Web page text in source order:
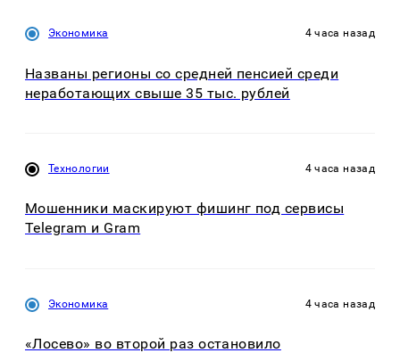
Экономика 4 часа назад
Названы регионы со средней пенсией среди
неработающих свыше 35 тыс. рублей
Технологии 4 часа назад
Мошенники маскируют фишинг под сервисы
Telegram и Gram
Экономика 4 часа назад
«Лосево» во второй раз остановило